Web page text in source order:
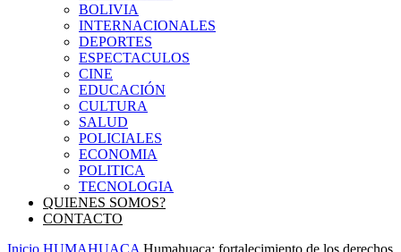
BOLIVIA
INTERNACIONALES
DEPORTES
ESPECTACULOS
CINE
EDUCACIÓN
CULTURA
SALUD
POLICIALES
ECONOMIA
POLITICA
TECNOLOGIA
QUIENES SOMOS?
CONTACTO
Inicio HUMAHUACA Humahuaca: fortalecimiento de los derechos